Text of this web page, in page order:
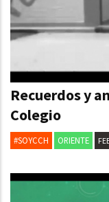
Recuerdos y
Colegio
#SOYCCH ORIENTE